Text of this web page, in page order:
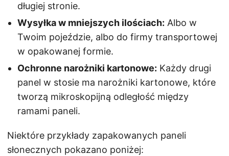
długiej stronie.
Wysyłka w mniejszych ilościach: Albo w
Twoim pojeździe, albo do firmy transportowej
w opakowanej formie.
Ochronne narożniki kartonowe: Każdy drugi
panel w stosie ma narożniki kartonowe, które
tworzą mikroskopijną odległość między
ramami paneli.
Niektóre przykłady zapakowanych paneli
słonecznych pokazano poniżej: